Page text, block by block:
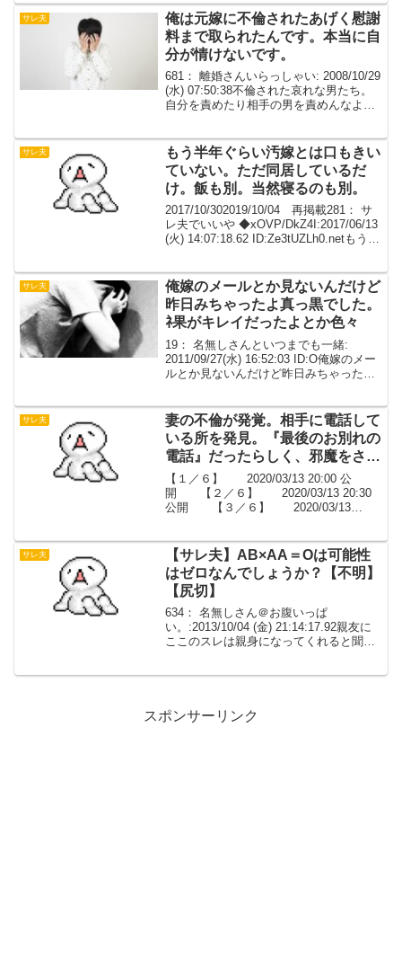
い。 2020/06/23...
サレ夫
俺は元嫁に不倫されたあげく慰謝
料まで取られたんです。本当に自
分が情けないです。
681： 離婚さんいらっしゃい: 2008/10/29
(水) 07:50:38不倫された哀れな男たち。
自分を責めたり相手の男を責めんなよ。
サレ夫
もう半年ぐらい汚嫁とは口もきい
ていない。ただ同居しているだ
け。飯も別。当然寝るのも別。
2017/10/302019/10/04 再掲載281： サ
レ夫でいいや ◆xOVP/DkZ4I:2017/06/13
(火) 14:07:18.62 ID:Ze3tUZLh0.netもうど
サレ夫
俺嫁のメールとか見ないんだけど
昨日みちゃったよ真っ黒でした。
ﾈ果がキレイだったよとか色々
19： 名無しさんといつまでも一緒:
2011/09/27(水) 16:52:03 ID:O俺嫁のメー
ルとか見ないんだけど昨日みちゃったよ
もう仕事が手に付かないし、胸...
サレ夫
妻の不倫が発覚。相手に電話して
いる所を発見。『最後のお別れの
電話』だったらしく、邪魔をされ
た、もうやっていけないと携帯だ
け持って家を出た【５／６】
【１／６】 2020/03/13 20:00 公
開 【２／６】 2020/03/13 20:30
公開 【３／６】 2020/03/13
６】 2...
サレ夫
【サレ夫】AB×AA＝Oは可能性
はゼロなんでしょうか？【不明】
【尻切】
634： 名無しさん＠お腹いっぱ
い。:2013/10/04 (金) 21:14:17.92親友に
ここのスレは親身になってくれると聞い
スポンサーリンク